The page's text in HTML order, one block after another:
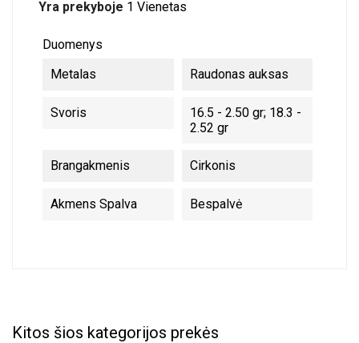
Yra prekyboje 1 Vienetas
Duomenys
Metalas
Raudonas auksas
Svoris
16.5 - 2.50 gr; 18.3 -
2.52 gr
Brangakmenis Cirkonis
Akmens Spalva Bespalvė
Kitos šios kategorijos prekės